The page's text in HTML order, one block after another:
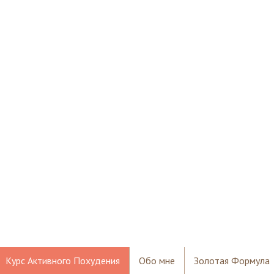
Курс Активного Похудения Обо мне Золотая Формула